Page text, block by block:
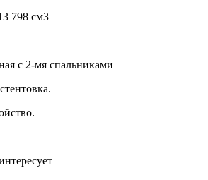
798 см3
с 2-мя спальниками